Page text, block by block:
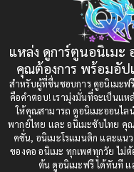
(1)
Censored (เซ็นเซอร์)
Comedy (ตลก)(235)
Comedy (ตลก)(85)
Comic Book การ์ตูน
1993
1991
1989
1987
1984
1982
1980
แหล่ง ดูการ์ตูนอนิเมะ
คุณต้องการ พร้อมอัป
สำหรับผู้ที่ชื่นชอบการ ดูอนิเมะฟ
คือคำตอบ! เรามุ่งมั่นที่จะเป็นแ
ให้คุณสามารถ ดูอนิเมะออนไล
พากย์ไทย และ อนิเมะซับไทย คุ
คชั่น, อนิเมะโรแมนติก และแน
ของคอ อนิเมะ ทุกเพศทุกวัย ไม่ต้
ต้น ดูอนิเมะฟรี ได้ทันที